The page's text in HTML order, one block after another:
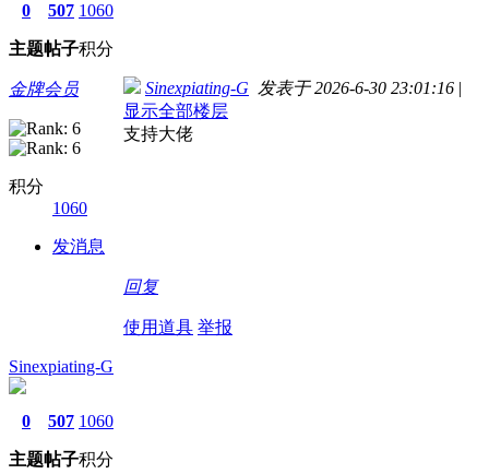
0
主题
507
帖子
1060
积分
金牌会员
积分
1060
发消息
Sinexpiating-G 发表于 2026-6-30 23:01:16 |
显示全部楼层
支持大佬
回复
使用道具 举报
Sinexpiating-G
0
主题
507
帖子
1060
积分